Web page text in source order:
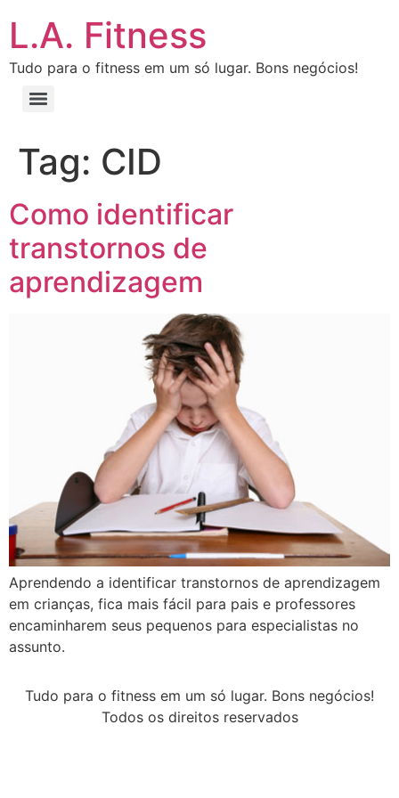
L.A. Fitness
Tudo para o fitness em um só lugar. Bons negócios!
Tag: CID
Como identificar
transtornos de
aprendizagem
Aprendendo a identificar transtornos de aprendizagem
em crianças, fica mais fácil para pais e professores
encaminharem seus pequenos para especialistas no
assunto.
Tudo para o fitness em um só lugar. Bons negócios!
Todos os direitos reservados